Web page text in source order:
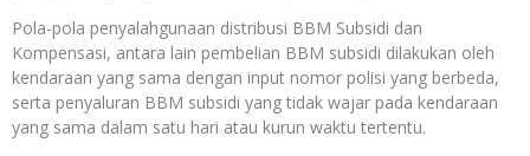
Pola-pola penyalahgunaan distribusi BBM Subsidi dan
Kompensasi, antara lain pembelian BBM subsidi dilakukan oleh
kendaraan yang sama dengan input nomor polisi yang berbeda,
serta penyaluran BBM subsidi yang tidak wajar pada kendaraan
yang sama dalam satu hari atau kurun waktu tertentu.